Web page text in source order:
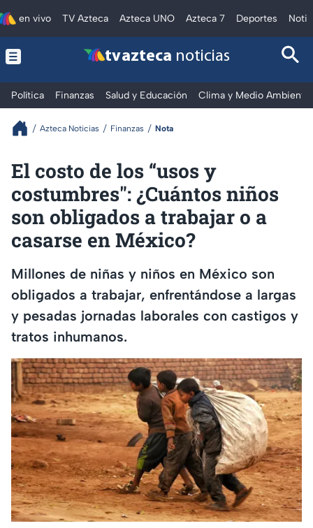
en vivo TV Azteca Azteca UNO Azteca 7 Deportes
tv azteca noticias
Política Finanzas Salud y Educación Clima y Medio Ambiente
Azteca Noticias Finanzas Nota
El costo de los “usos y
costumbres": ¿Cuántos niños
son obligados a trabajar o a
casarse en México?
Millones de niñas y niños en México son
obligados a trabajar, enfrentándose a largas
y pesadas jornadas laborales con castigos y
tratos inhumanos.